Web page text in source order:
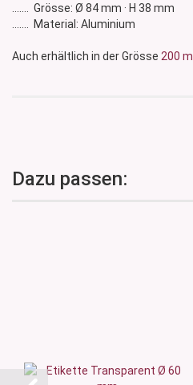
....... Grösse: Ø 84 mm · H 38 mm
....... Material: Aluminium
Auch erhältlich in der Grösse 200 ml
Dazu passen: